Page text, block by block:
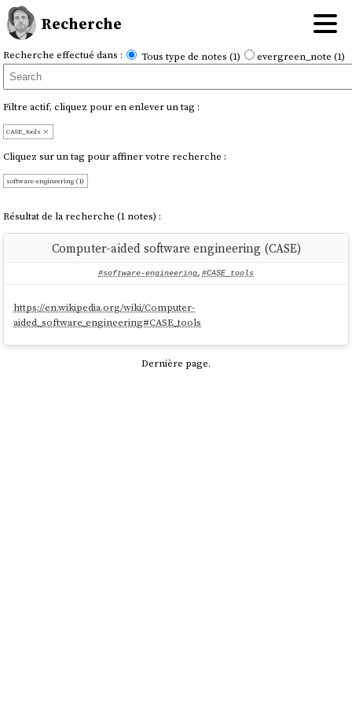
Recherche
Recherche effectué dans : Tous type de notes (1) evergreen_note (1)
Filtre actif, cliquez pour en enlever un tag :
CASE_tools
Cliquez sur un tag pour affiner votre recherche :
software-engineering (1)
Résultat de la recherche (1 notes) :
Computer-aided software engineering (CASE)
#software-engineering, #CASE_tools
https://en.wikipedia.org/wiki/Computer-
aided_software_engineering#CASE_tools
Dernière page.